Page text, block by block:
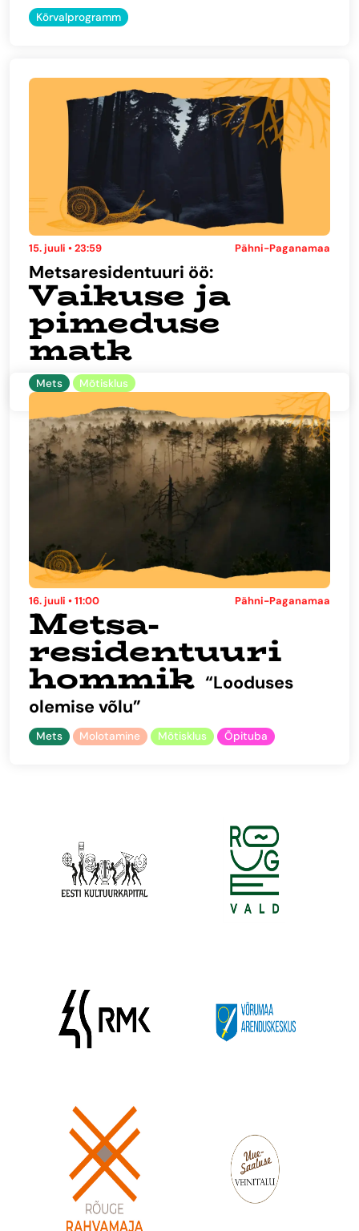
Kõrvalprogramm
15. juuli • 23:59 Pähni-Paganamaa
Metsaresidentuuri öö:
Vaikuse ja
pimeduse
matk
Mets Mõtisklus
16. juuli • 11:00 Pähni-Paganamaa
Metsa-
residentuuri
hommik “Looduses
olemise võlu”
Mets Molotamine Mõtisklus Õpituba